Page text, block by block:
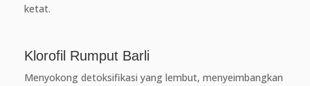
ketat.
Klorofil Rumput Barli
Menyokong detoksifikasi yang lembut, menyeimbangkan